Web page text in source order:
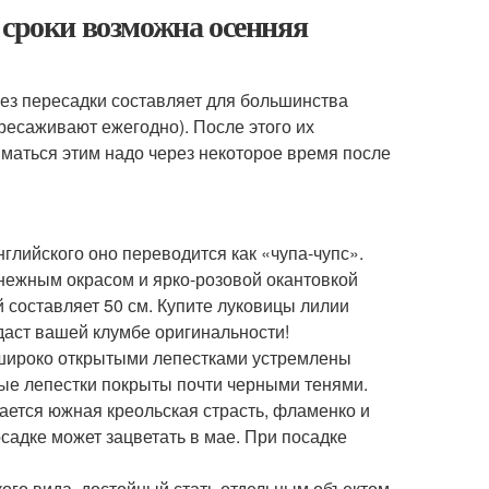
возможна осенняя
пересадки составляет для большинства
ежегодно). После этого их
этим надо через некоторое время после
оно переводится как «чупа-чупс».
окрасом и ярко-розовой окантовкой
50 см. Купите луковицы лилии
вашей клумбе оригинальности!
открытыми лепестками устремлены
лепестки покрыты почти черными тенями.
южная креольская страсть, фламенко и
может зацветать в мае. При посадке